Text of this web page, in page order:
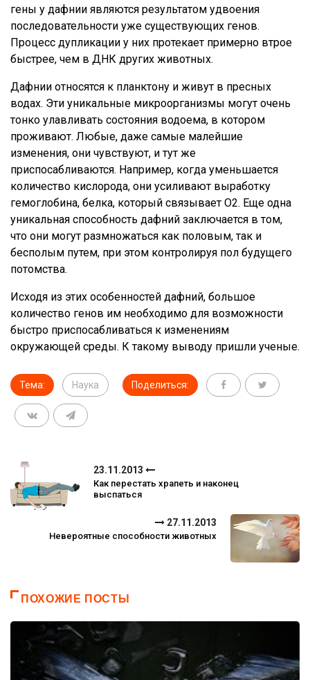
гены у дафнии являются результатом удвоения
последовательности уже существующих генов.
Процесс дупликации у них протекает примерно втрое
быстрее, чем в ДНК других животных.
Дафнии относятся к планктону и живут в пресных
водах. Эти уникальные микроорганизмы могут очень
тонко улавливать состояния водоема, в котором
проживают. Любые, даже самые малейшие
изменения, они чувствуют, и тут же
приспосабливаются. Например, когда уменьшается
количество кислорода, они усиливают выработку
гемоглобина, белка, который связывает О2. Еще одна
уникальная способность дафний заключается в том,
что они могут размножаться как половым, так и
бесполым путем, при этом контролируя пол будущего
потомства.
Исходя из этих особенностей дафний, большое
количество генов им необходимо для возможности
быстро приспосабливаться к изменениям
окружающей среды. К такому выводу пришли ученые.
Тема: Наука Поделиться:
23.11.2013
Как перестать храпеть и наконец
выспаться
27.11.2013
Невероятные способности животных
ПОХОЖИЕ ПОСТЫ